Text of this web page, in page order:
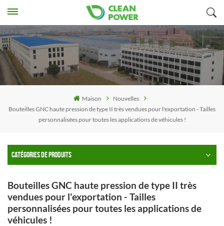
Maison
Nouvelles
Bouteilles GNC haute pression de type II très vendues pour l'exportation - Tailles
personnalisées pour toutes les applications de véhicules !
CATÉGORIES DE PRODUITS
Bouteilles GNC haute pression de type II très
vendues pour l'exportation - Tailles
personnalisées pour toutes les applications de
véhicules !